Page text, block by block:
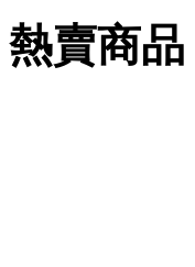
熱賣商品